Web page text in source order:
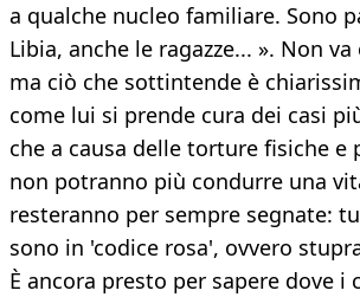
a qualche nucleo familiare. Sono
Libia, anche le ragazze... ». Non
ma ciò che sottintende è
come lui si prende cura dei casi
che a causa delle torture fisiche e
non potranno più condurre una
resteranno per sempre segnate:
sono in 'codice rosa', ovvero
È ancora presto per sapere dove i